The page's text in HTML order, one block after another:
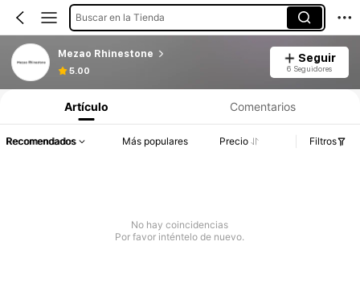
Buscar en la Tienda
Mezao Rhinestone
5.00
Seguir
6 Seguidores
Artículo Comentarios
Recomendados Más populares Precio Filtros
No hay coincidencias
Por favor inténtelo de nuevo.